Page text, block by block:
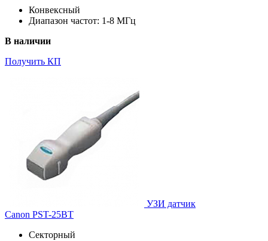
Конвексный
Диапазон частот: 1-8 МГц
В наличии
Получить КП
УЗИ датчик
Canon PST-25BT
Секторный